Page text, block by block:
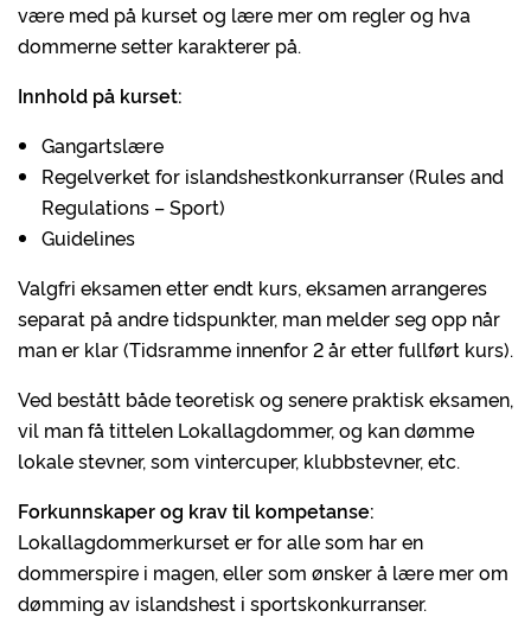
være med på kurset og lære mer om regler og hva
dommerne setter karakterer på.
Innhold på kurset:
Gangartslære
Regelverket for islandshestkonkurranser (Rules and
Regulations – Sport)
Guidelines
Valgfri eksamen etter endt kurs, eksamen arrangeres
separat på andre tidspunkter, man melder seg opp når
man er klar (Tidsramme innenfor 2 år etter fullført kurs).
Ved bestått både teoretisk og senere praktisk eksamen,
vil man få tittelen Lokallagdommer, og kan dømme
lokale stevner, som vintercuper, klubbstevner, etc.
Forkunnskaper og krav til kompetanse:
Lokallagdommerkurset er for alle som har en
dommerspire i magen, eller som ønsker å lære mer om
dømming av islandshest i sportskonkurranser.